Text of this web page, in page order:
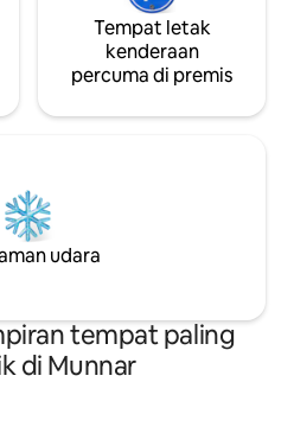
Tempat letak
kenderaan
percuma di premis
udara
tempat paling
di Munnar